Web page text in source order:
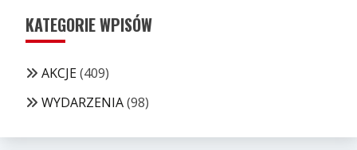
KATEGORIE WPISÓW
AKCJE(409)
WYDARZENIA(98)